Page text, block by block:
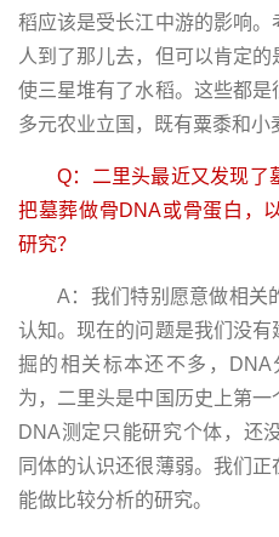
稻应该是受长江中游的影响
人到了那儿去，但可以肯定
使三星堆有了水稻。这些都
多元农业立国，既有粟黍和小
Q：二里头最近又发现了
把墓葬做骨DNA或骨蛋白，
研究？
A：我们特别愿意做相关
认知。现在的问题是我们没
掘的相关标本还不多，
为，二里头是中国历史上第
DNA测定只能研究个体，还
同体的认识还很薄弱。我们
能做比较分析的研究。